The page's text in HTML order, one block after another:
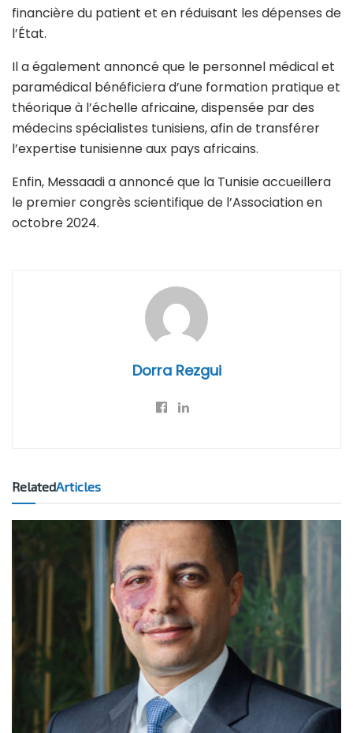
financière du patient et en réduisant les dépenses de
l’État.
Il a également annoncé que le personnel médical et
paramédical bénéficiera d’une formation pratique et
théorique à l’échelle africaine, dispensée par des
médecins spécialistes tunisiens, afin de transférer
l’expertise tunisienne aux pays africains.
Enfin, Messaadi a annoncé que la Tunisie accueillera
le premier congrès scientifique de l’Association en
octobre 2024.
Dorra Rezgui
RelatedArticles